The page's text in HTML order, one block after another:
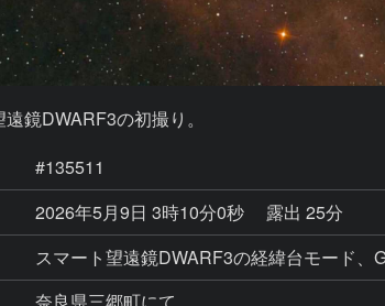
鏡DWARF3の初撮り。
#135511
2026年5月9日 3時10分0秒
露出 25分
スマート望遠鏡DWARF3の経緯台モード、